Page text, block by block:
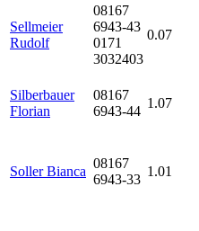
Sellmeier
Rudolf
08167
6943-43
0171
3032403
0.07
Silberbauer
Florian
08167
6943-44
1.07
Soller Bianca
08167
6943-33
1.01